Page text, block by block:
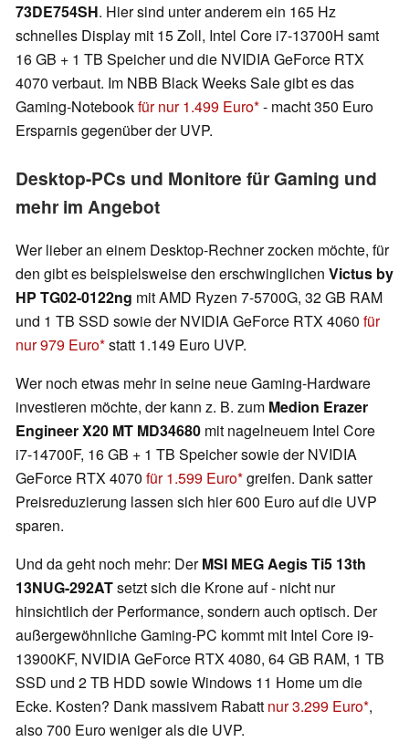
73DE754SH. Hier sind unter anderem ein 165 Hz
schnelles Display mit 15 Zoll, Intel Core i7-13700H samt
16 GB + 1 TB Speicher und die NVIDIA GeForce RTX
4070 verbaut. Im NBB Black Weeks Sale gibt es das
Gaming-Notebookfür nur 1.499 Euro - macht 350 Euro
Ersparnis gegenüber der UVP.
Desktop-PCs und Monitore für Gaming und
mehr im Angebot
Wer lieber an einem Desktop-Rechner zocken möchte, für
den gibt es beispielsweise den erschwinglichen Victus by
HP TG02-0122ng mit AMD Ryzen 7-5700G, 32 GB RAM
und 1 TB SSD sowie der NVIDIA GeForce RTX 4060 für
nur 979 Euro statt 1.149 Euro UVP.
Wer noch etwas mehr in seine neue Gaming-Hardware
investieren möchte, der kann z. B. zum Medion Erazer
Engineer X20 MT MD34680 mit nagelneuem Intel Core
i7-14700F, 16 GB + 1 TB Speicher sowie der NVIDIA
GeForce RTX 4070 für 1.599 Euro greifen. Dank satter
Preisreduzierung lassen sich hier 600 Euro auf die UVP
sparen.
Und da geht noch mehr: DerMSI MEG Aegis Ti5 13th
13NUG-292ATsetzt sich die Krone auf - nicht nur
hinsichtlich der Performance, sondern auch optisch. Der
außergewöhnliche Gaming-PC kommt mit Intel Core i9-
13900KF, NVIDIA GeForce RTX 4080, 64 GB RAM, 1 TB
SSD und 2 TB HDD sowie Windows 11 Home um die
Ecke. Kosten? Dank massivem Rabatt nur 3.299 Euro ,
also 700 Euro weniger als die UVP.